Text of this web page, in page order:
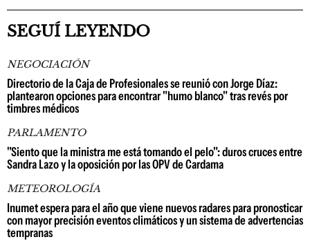
SEGUÍ LEYENDO
NEGOCIACIÓN
Directorio de la Caja de Profesionales se reunió con Jorge Díaz:
plantearon opciones para encontrar "humo blanco" tras revés por
timbres médicos
PARLAMENTO
"Siento que la ministra me está tomando el pelo": duros cruces entre
Sandra Lazo y la oposición por las OPV de Cardama
METEOROLOGÍA
Inumet espera para el año que viene nuevos radares para pronosticar
con mayor precisión eventos climáticos y un sistema de advertencias
tempranas